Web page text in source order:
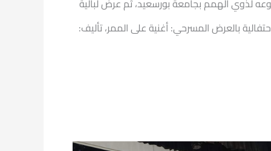
لذوي الهمم بجامعة بورسعيد، ثم عرض لبالية
بالعرض المسرحي: أغنية على الممر، تأليف: